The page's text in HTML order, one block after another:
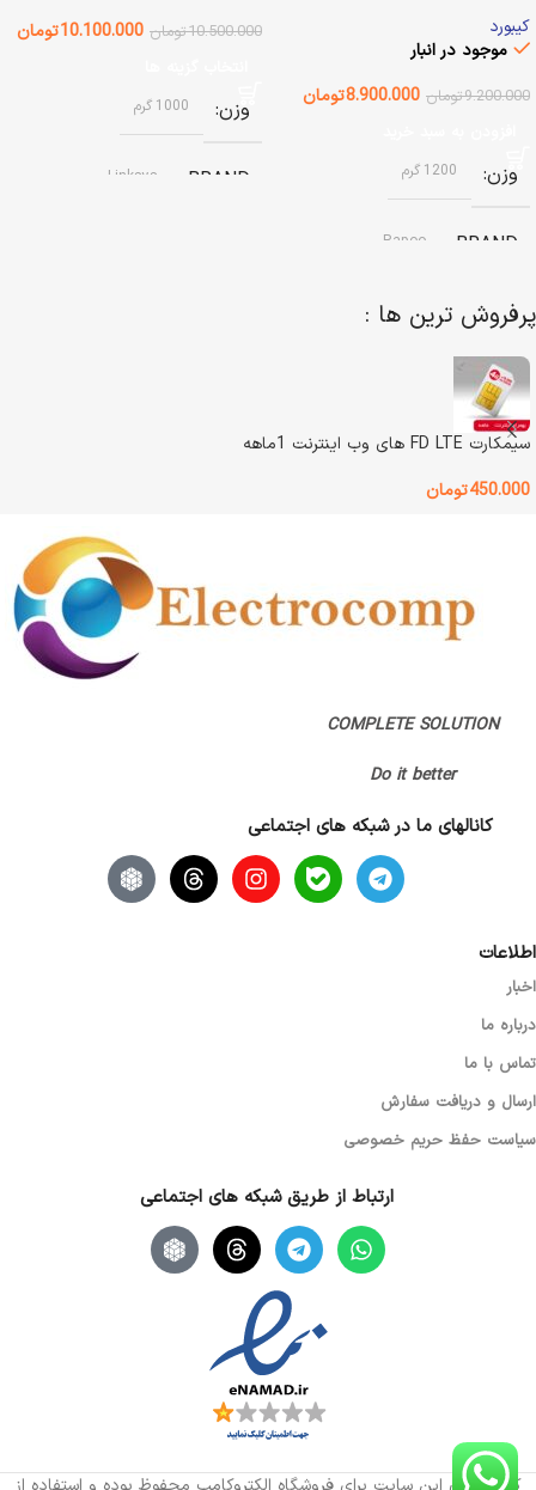
کیبورد
موجود در انبار
9.200.000تومان 8.900.000تومان
وزن 1200 گرم
BRAND
Rapoo
نوع باتری
باتری قابل شارژ داخلی
رنگ مشکی
اتمام مهلت گارانتی (قبلا گارانتی داشته)
پانا
10.500.000تومان 10.100.000تومان
وزن 1000 گرم
BRAND
Linksys
گارانتی بدون گارانتی
پرفروش ترین ها :
سیمکارت FD LTE های وب اینترنت 1ماهه
450.000تومان
COMPLETE SOLUTION
Do it better
کانالهای ما در شبکه های اجتماعی
اطلاعات
اخبار
درباره ما
تماس با ما
ارسال و دریافت سفارش
سیاست حفظ حریم خصوصی
ارتباط از طریق شبکه های اجتماعی